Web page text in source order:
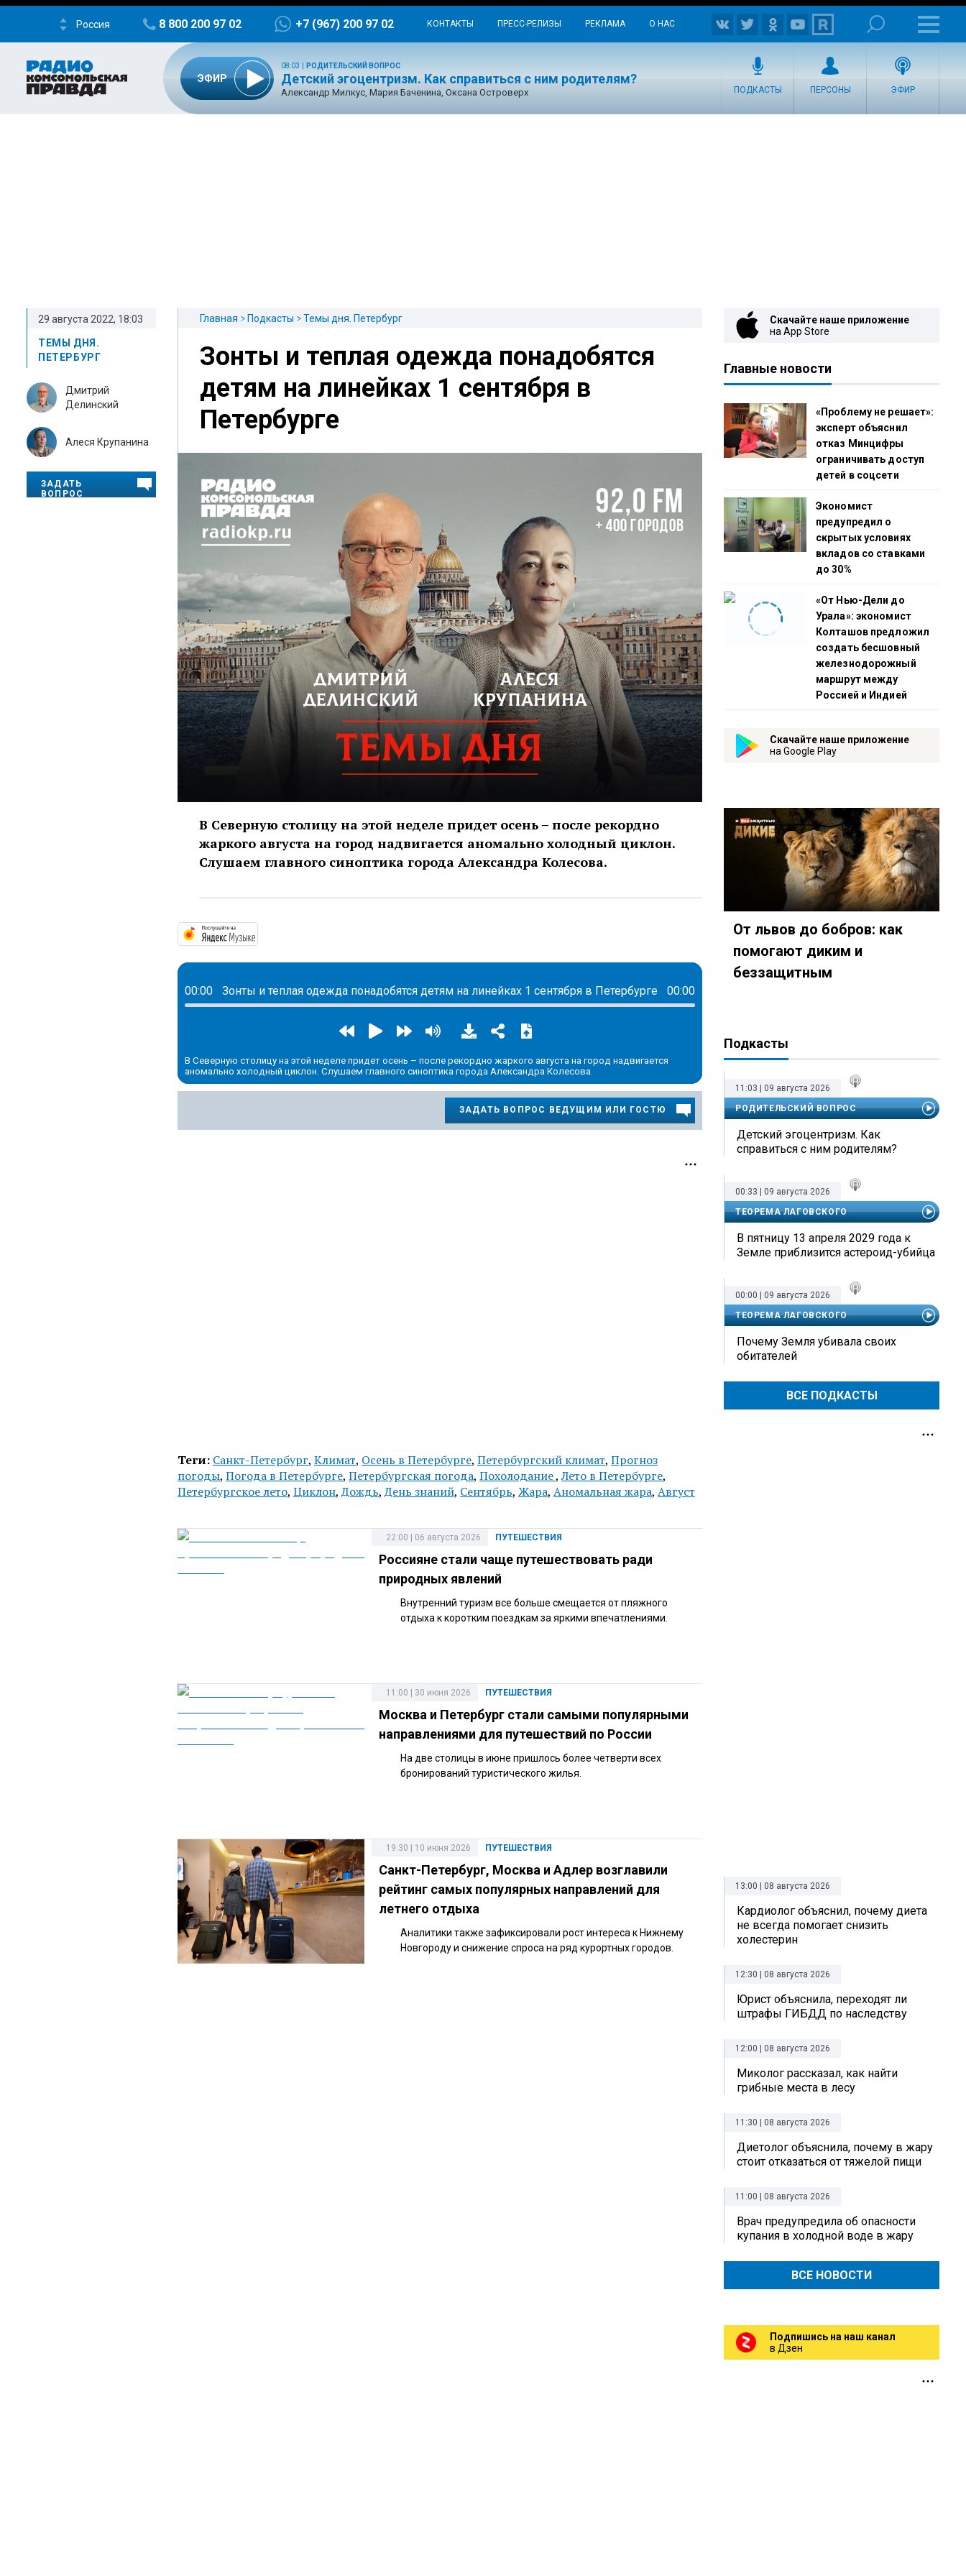
Россия 8 800 200 97 02 +7 (967) 200 97 02 КОНТАКТЫ ПРЕСС-РЕЛИЗЫ РЕКЛАМА О НАС
ЭФИР
08:03 РОДИТЕЛЬСКИЙ ВОПРОС
Детский эгоцентризм. Как справиться с ним родителям?
Александр Милкус, Мария Баченина, Оксана Островерх ПОДКАСТЫ ПЕРСОНЫ ЭФИР
Главная Подкасты Темы дня. Петербург
Зонты и теплая одежда понадобятся
детям на линейках 1 сентября в
Петербурге
В Северную столицу на этой неделе придет осень – после рекордно
жаркого августа на город надвигается аномально холодный циклон.
Слушаем главного синоптика города Александра Колесова.
00:00 Зонты и теплая одежда понадобятся детям на линейках 1 сентября в Петербурге 00:00
В Северную столицу на этой неделе придет осень – после рекордно жаркого августа на город надвигается
аномально холодный циклон. Слушаем главного синоптика города Александра Колесова.
ЗАДАТЬ ВОПРОС ВЕДУЩИМ ИЛИ ГОСТЮ
29 августа 2022, 18:03
ТЕМЫ ДНЯ.
ПЕТЕРБУРГ
Дмитрий
Делинский
Алеся Крупанина
ЗАДАТЬ
ВОПРОС
Теги: Санкт-Петербург, Климат, Осень в Петербурге, Петербургский климат, Прогноз
погоды, Погода в Петербурге, Петербургская погода, Похолодание,Лето в Петербурге,
Петербургское лето, Циклон,Дождь,День знаний, Сентябрь, Жара, Аномальная жара, Август
ПУТЕШЕСТВИЯ
22:00 | 06 августа 2026
Россияне стали чаще путешествовать ради
природных явлений
Внутренний туризм все больше смещается от пляжного
отдыха к коротким поездкам за яркими впечатлениями.
ПУТЕШЕСТВИЯ
11:00 | 30 июня 2026
Москва и Петербург стали самыми популярными
направлениями для путешествий по России
На две столицы в июне пришлось более четверти всех
бронирований туристического жилья.
ПУТЕШЕСТВИЯ
19:30 | 10 июня 2026
Санкт-Петербург, Москва и Адлер возглавили
рейтинг самых популярных направлений для
летнего отдыха
Аналитики также зафиксировали рост интереса к Нижнему
Новгороду и снижение спроса на ряд курортных городов.
Скачайте наше приложение
на App Store
Главные новости
«Проблему не решает»:
эксперт объяснил
отказ Минцифры
ограничивать доступ
детей в соцсети
Экономист
предупредил о
скрытых условиях
вкладов со ставками
до 30%
«От Нью-Дели до
Урала»: экономист
Колташов предложил
создать бесшовный
железнодорожный
маршрут между
Россией и Индией
Скачайте наше приложение
на Google Play
От львов до бобров: как
помогают диким и
беззащитным
Подкасты
11:03 | 09 августа 2026
РОДИТЕЛЬСКИЙ ВОПРОС
Детский эгоцентризм. Как
справиться с ним родителям?
00:33 | 09 августа 2026
ТЕОРЕМА ЛАГОВСКОГО
В пятницу 13 апреля 2029 года к
Земле приблизится астероид-убийца
00:00 | 09 августа 2026
ТЕОРЕМА ЛАГОВСКОГО
Почему Земля убивала своих
обитателей
ВСЕ ПОДКАСТЫ
13:00 | 08 августа 2026
Кардиолог объяснил, почему диета
не всегда помогает снизить
холестерин
12:30 | 08 августа 2026
Юрист объяснила, переходят ли
штрафы ГИБДД по наследству
12:00 | 08 августа 2026
Миколог рассказал, как найти
грибные места в лесу
11:30 | 08 августа 2026
Диетолог объяснила, почему в жару
стоит отказаться от тяжелой пищи
11:00 | 08 августа 2026
Врач предупредила об опасности
купания в холодной воде в жару
ВСЕ НОВОСТИ
Подпишись на наш канал
в Дзен